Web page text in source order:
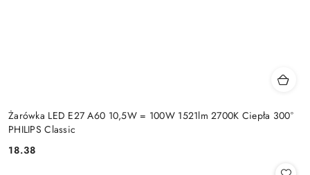
Żarówka LED E27 A60 10,5W = 100W 1521lm 2700K Ciepła 300°
PHILIPS Classic
Cena:
18.38